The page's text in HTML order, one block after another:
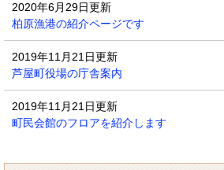
2020年6月29日更新
柏原漁港の紹介ページです
2019年11月21日更新
芦屋町役場の庁舎案内
2019年11月21日更新
町民会館のフロアを紹介します